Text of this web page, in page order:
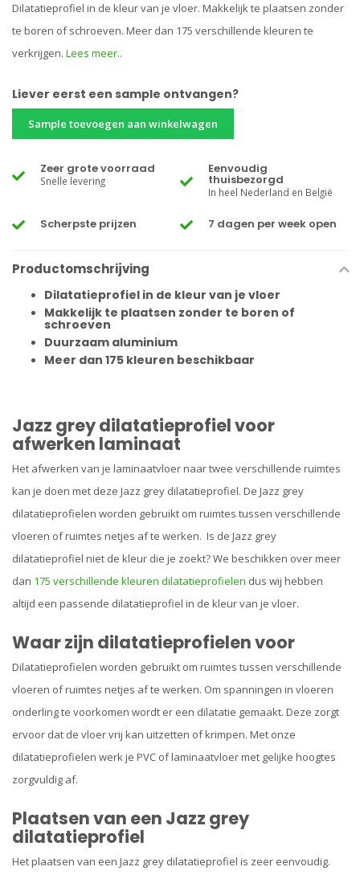
Dilatatieprofiel in de kleur van je vloer. Makkelijk te plaatsen zonder
te boren of schroeven. Meer dan 175 verschillende kleuren te
verkrijgen. Lees meer..
Liever eerst een sample ontvangen?
Sample toevoegen aan winkelwagen
Zeer grote voorraad
Snelle levering
Eenvoudig
thuisbezorgd
In heel Nederland en België
Scherpste prijzen 7 dagen per week open
Productomschrijving
Dilatatieprofiel in de kleur van je vloer
Makkelijk te plaatsen zonder te boren of
schroeven
Duurzaam aluminium
Meer dan 175 kleuren beschikbaar
Jazz grey dilatatieprofiel voor
afwerken laminaat
Het afwerken van je laminaatvloer naar twee verschillende ruimtes
kan je doen met deze Jazz grey dilatatieprofiel. De Jazz grey
dilatatieprofielen worden gebruikt om ruimtes tussen verschillende
vloeren of ruimtes netjes af te werken. Is de Jazz grey
dilatatieprofiel niet de kleur die je zoekt? We beschikken over meer
dan 175 verschillende kleuren dilatatieprofielen dus wij hebben
altijd een passende dilatatieprofiel in de kleur van je vloer.
Waar zijn dilatatieprofielen voor
Dilatatieprofielen worden gebruikt om ruimtes tussen verschillende
vloeren of ruimtes netjes af te werken. Om spanningen in vloeren
onderling te voorkomen wordt er een dilatatie gemaakt. Deze zorgt
ervoor dat de vloer vrij kan uitzetten of krimpen. Met onze
dilatatieprofielen werk je PVC of laminaatvloer met gelijke hoogtes
zorgvuldig af.
Plaatsen van een Jazz grey
dilatatieprofiel
Het plaatsen van een Jazz grey dilatatieprofiel is zeer eenvoudig.